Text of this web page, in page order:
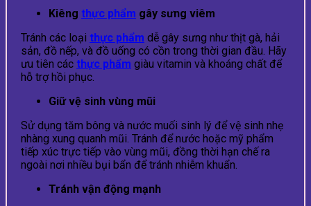
Kiêng thực phẩm gây sưng viêm
Tránh các loại thực phẩm dễ gây sưng như thịt gà, hải
sản, đồ nếp, và đồ uống có cồn trong thời gian đầu. Hãy
ưu tiên các thực phẩm giàu vitamin và khoáng chất để
hỗ trợ hồi phục.
Giữ vệ sinh vùng mũi
Sử dụng tăm bông và nước muối sinh lý để vệ sinh nhẹ
nhàng xung quanh mũi. Tránh để nước hoặc mỹ phẩm
tiếp xúc trực tiếp vào vùng mũi, đồng thời hạn chế ra
ngoài nơi nhiều bụi bẩn để tránh nhiễm khuẩn.
Tránh vận động mạnh